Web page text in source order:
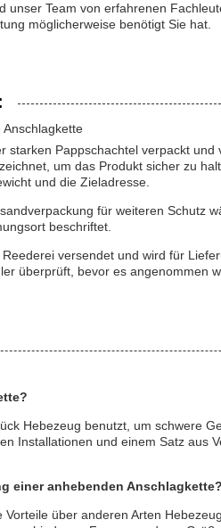
unser Team von erfahrenen
möglicherweise benötigt Sie hat.
starken Pappschachtel verpackt
um das Produkt sicher zu
und die Zieladresse.
für weiteren Schutz
beschriftet.
versendet und wird für
überprüft, bevor es angenommen
Hebezeug benutzt, um schwere
Installationen und einem Satz aus
einer anhebenden Anschlagkette?
über anderen Arten